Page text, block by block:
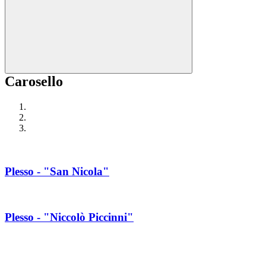
Carosello
Plesso - "San Nicola"
Plesso - "Niccolò Piccinni"